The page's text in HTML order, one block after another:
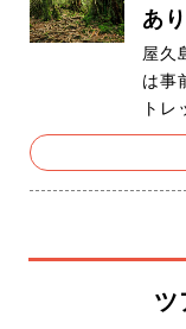
あり
屋久
は事
トレ
ツ